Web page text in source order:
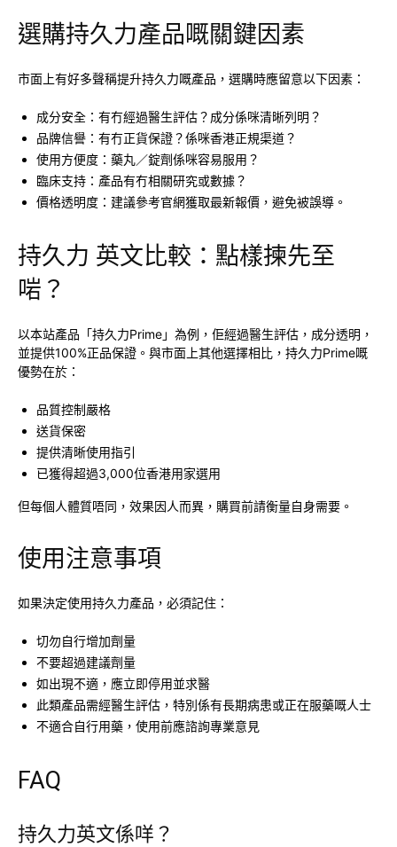
選購持久力產品嘅關鍵因素
市面上有好多聲稱提升持久力嘅產品，選購時應留意以下因素：
成分安全：有冇經過醫生評估？成分係咪清晰列明？
品牌信譽：有冇正貨保證？係咪香港正規渠道？
使用方便度：藥丸／錠劑係咪容易服用？
臨床支持：產品有冇相關研究或數據？
價格透明度：建議參考官網獲取最新報價，避免被誤導。
持久力 英文比較：點樣揀先至
啱？
以本站產品「持久力Prime」為例，佢經過醫生評估，成分透明，
並提供100%正品保證。與市面上其他選擇相比，持久力Prime嘅
優勢在於：
品質控制嚴格
送貨保密
提供清晰使用指引
已獲得超過3,000位香港用家選用
但每個人體質唔同，效果因人而異，購買前請衡量自身需要。
使用注意事項
如果決定使用持久力產品，必須記住：
切勿自行增加劑量
不要超過建議劑量
如出現不適，應立即停用並求醫
此類產品需經醫生評估，特別係有長期病患或正在服藥嘅人士
不適合自行用藥，使用前應諮詢專業意見
FAQ
持久力英文係咩？